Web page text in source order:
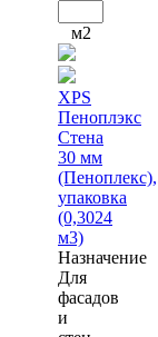
м2
XPS
Пеноплэкс
Стена
30 мм
(Пеноплекс),
упаковка
(0,3024
м3)
Назначение
Для
фасадов
и